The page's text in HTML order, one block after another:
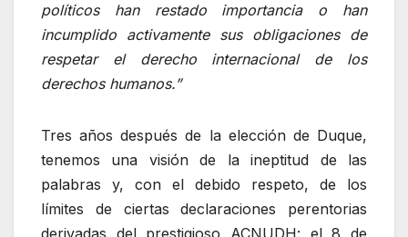
políticos han restado importancia o han
incumplido activamente sus obligaciones de
respetar el derecho internacional de los
derechos humanos.”
Tres años después de la elección de Duque,
tenemos una visión de la ineptitud de las
palabras y, con el debido respeto, de los
límites de ciertas declaraciones perentorias